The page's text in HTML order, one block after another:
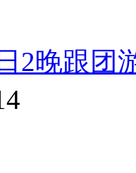
2晚跟团